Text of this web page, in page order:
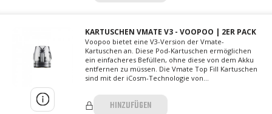
KARTUSCHEN VMATE V3 - VOOPOO | 2ER PACK
​​Voopoo bietet eine V3-Version der Vmate-
Kartuschen an. Diese Pod-Kartuschen ermöglichen
ein einfacheres Befüllen, ohne diese von dem Akku
entfernen zu müssen. Die Vmate Top Fill Kartuschen
sind mit der iCosm-Technologie von...
HINZUFÜGEN